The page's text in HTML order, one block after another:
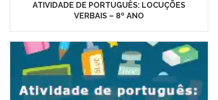
ATIVIDADE DE PORTUGUÊS: LOCUÇÕES
VERBAIS – 8º ANO